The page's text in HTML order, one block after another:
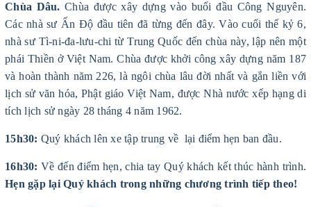
Chùa Dâu. Chùa được xây dựng vào buổi đầu Công Nguyên.
Các nhà sư Ấn Độ đầu tiên đã từng đến đây. Vào cuối thế kỷ 6,
nhà sư Tì-ni-đa-lưu-chi từ Trung Quốc đến chùa này, lập nên một
phái Thiền ở Việt Nam. Chùa được khởi công xây dựng năm 187
và hoàn thành năm 226, là ngôi chùa lâu đời nhất và gắn liền với
lịch sử văn hóa, Phật giáo Việt Nam, được Nhà nước xếp hạng di
tích lịch sử ngày 28 tháng 4 năm 1962.
15h30: Quý khách lên xe tập trung về lại điểm hẹn ban đầu.
16h30: Về đến điểm hẹn, chia tay Quý khách kết thúc hành trình.
Hẹn gặp lại Quý khách trong những chương trình tiếp theo!